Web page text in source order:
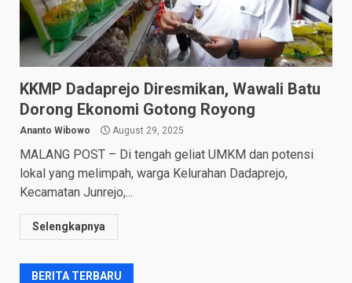
KKMP Dadaprejo Diresmikan, Wawali Batu
Dorong Ekonomi Gotong Royong
Ananto Wibowo August 29, 2025
MALANG POST – Di tengah geliat UMKM dan potensi
lokal yang melimpah, warga Kelurahan Dadaprejo,
Kecamatan Junrejo,...
Selengkapnya
BERITA TERBARU